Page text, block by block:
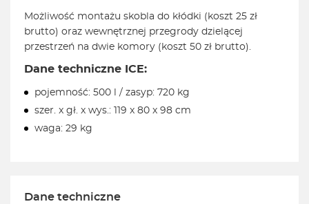
Możliwość montażu skobla do kłódki (koszt 25 zł
brutto) oraz wewnętrznej przegrody dzielącej
przestrzeń na dwie komory (koszt 50 zł brutto).
Dane techniczne ICE:
pojemność: 500 l / zasyp: 720 kg
szer. x gł. x wys.: 119 x 80 x 98 cm
waga: 29 kg
Dane techniczne